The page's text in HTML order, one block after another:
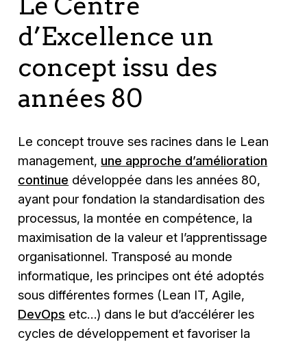
d’Excellence un
concept issu des
années 80
Le concept trouve ses racines dans le Lean
management, une approche d’amélioration
continue développée dans les années 80,
ayant pour fondation la standardisation des
processus, la montée en compétence, la
maximisation de la valeur et l’apprentissage
organisationnel. Transposé au monde
informatique, les principes ont été adoptés
sous différentes formes (Lean IT, Agile,
DevOps etc…) dans le but d’accélérer les
cycles de développement et favoriser la